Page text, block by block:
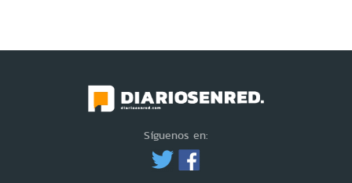
Síguenos en: